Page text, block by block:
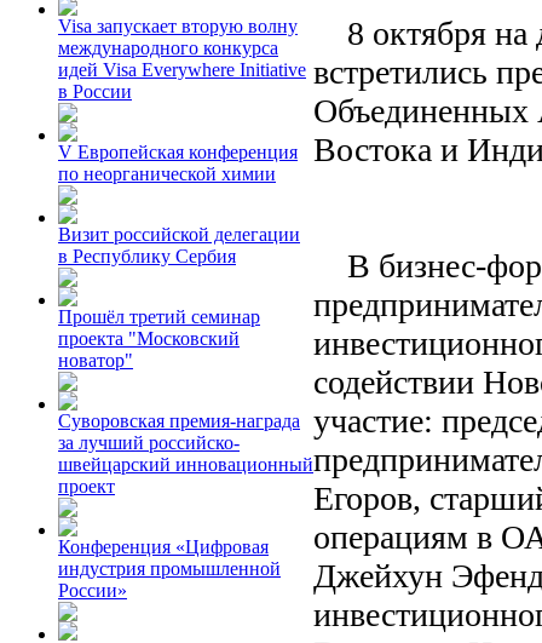
Visa запускает вторую волну
международного конкурса
идей Visa Everywhere Initiative
в России
V Европейская конференция
по неорганической химии
Визит российской делегации
в Республику Сербия
Прошёл третий семинар
проекта "Московский
новатор"
Суворовская премия-награда
за лучший российско-
швейцарский инновационный
проект
Конференция «Цифровая
индустрия промышленной
России»
8 октября на
встретились
Объединенных
Востока и
В бизнес-
содействии
участие:
Егоров,
операциям в
Джейхун